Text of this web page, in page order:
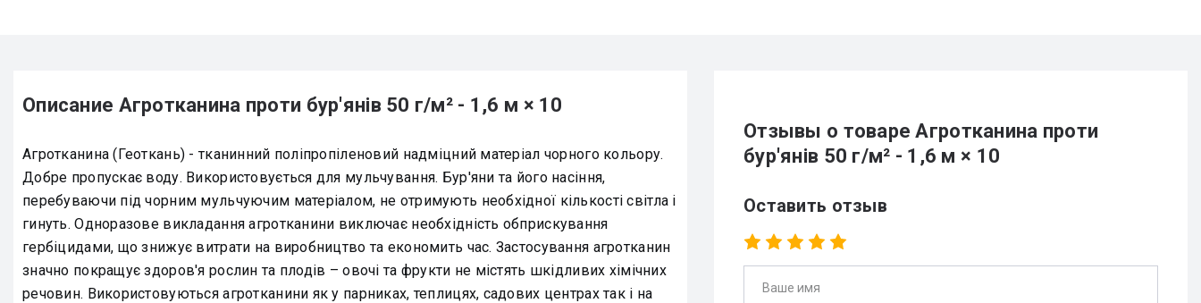
Описание Агротканина проти бур'янів 50 г/м² - 1,6 м × 10
Агротканина (Геоткань) - тканинний поліпропіленовий надміцний матеріал чорного кольору.
Добре пропускає воду. Використовується для мульчування. Бур'яни та його насіння,
перебуваючи під чорним мульчуючим матеріалом, не отримують необхідної кількості світла і
гинуть. Одноразове викладання агротканини виключає необхідність обприскування
гербіцидами, що знижує витрати на виробництво та економить час. Застосування агротканин
значно покращує здоров'я рослин та плодів – овочі та фрукти не містять шкідливих хімічних
речовин. Використовуються агротканини як у парниках, теплицях, садових центрах так і на
Отзывы о товаре Агротканина проти
бур'янів 50 г/м² - 1,6 м × 10
Оставить отзыв